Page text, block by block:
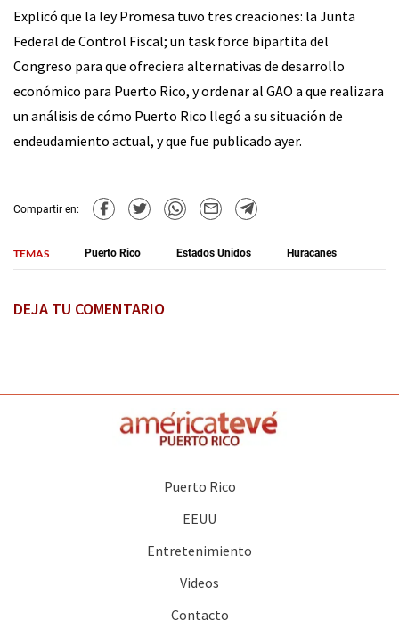
Explicó que la ley Promesa tuvo tres creaciones: la Junta
Federal de Control Fiscal; un task force bipartita del
Congreso para que ofreciera alternativas de desarrollo
económico para Puerto Rico, y ordenar al GAO a que realizara
un análisis de cómo Puerto Rico llegó a su situación de
endeudamiento actual, y que fue publicado ayer.
Compartir en:
TEMAS Puerto Rico Estados Unidos Huracanes
DEJA TU COMENTARIO
Puerto Rico
EEUU
Entretenimiento
Videos
Contacto